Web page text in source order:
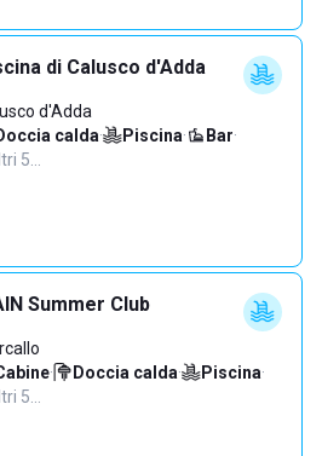
di Calusco d'Adda
d'Adda
calda· Piscina· Bar·
5…
Summer Club
· Doccia calda· Piscina·
5…